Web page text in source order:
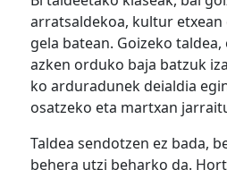
arratsaldekoa, kultur
gela batean. Goizeko
azken orduko baja batzuk
ko arduradunek deialdia
osatzeko eta martxan
Taldea sendotzen ez bada,
behera utzi beharko da.